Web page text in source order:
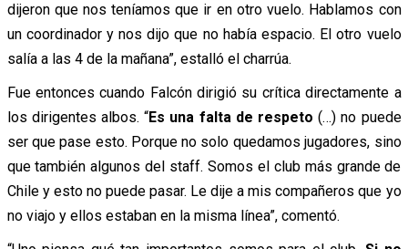
dijeron que nos teníamos que ir en otro vuelo. Hablamos con
un coordinador y nos dijo que no había espacio. El otro vuelo
salía a las 4 de la mañana”, estalló el charrúa.
Fue entonces cuando Falcón dirigió su crítica directamente a
los dirigentes albos. “Es una falta de respeto (…) no puede
ser que pase esto. Porque no solo quedamos jugadores, sino
que también algunos del staff. Somos el club más grande de
Chile y esto no puede pasar. Le dije a mis compañeros que yo
no viajo y ellos estaban en la misma línea”, comentó.